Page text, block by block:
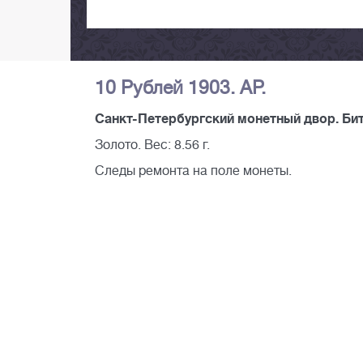
10 Рублей 1903. АР.
Санкт-Петербургский монетный двор.
Золото. Вес: 8.56 г.
Следы ремонта на поле монеты.